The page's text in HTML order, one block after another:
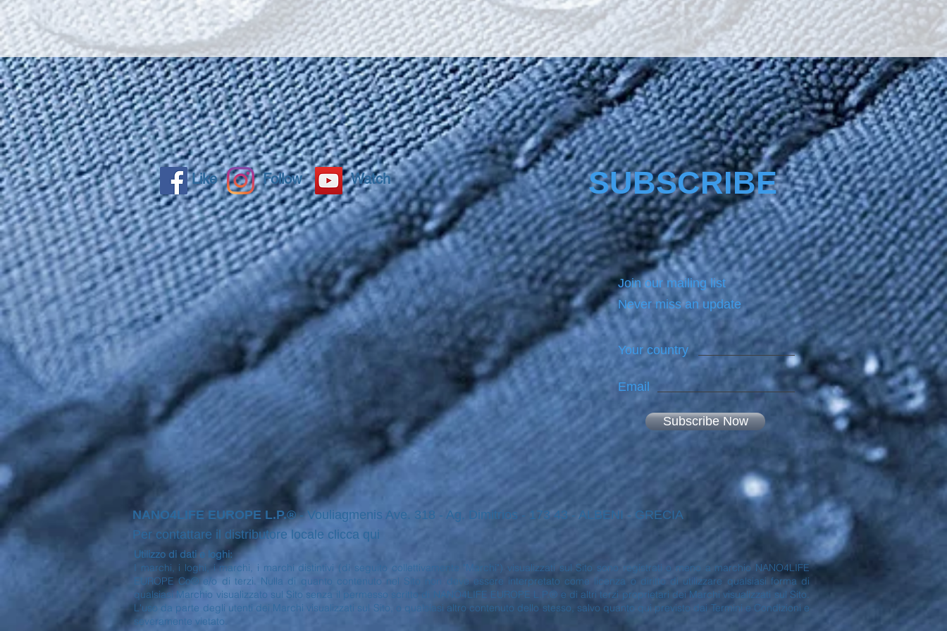
Motorbike® comes with a same
size bottle product of NANO4-
PRECLEAN which we always use
before applying on the surface the
product.For analytic instructions,
please refer to the Product page.
Like Follow Watch SUBSCRIBE
Join our mailing list
Never miss an update
Your country
Email
Subscribe Now
NANO4LIFE EUROPE L.P.®- Vouliagmenis Ave. 318 - Ag. Dimitrios - 173 43 - ALBENI - GRECIA
Per contattare il distributore locale clicca qui
Utilizzo di dati e loghi:
I marchi, i loghi, i marchi, i marchi distintivi (di seguito collettivamente "Marchi") visualizzati sul Sito sono registrati o meno a marchio NANO4LIFE
EUROPE Co® e/o di terzi. Nulla di quanto contenuto nel Sito non deve essere interpretato come licenza o diritto di utilizzare qualsiasi forma di
qualsiasi Marchio visualizzato sul Sito senza il permesso scritto di NANO4LIFE EUROPE L.P.® e di altri terzi proprietari dei Marchi visualizzati sul Sito.
L'uso da parte degli utenti dei Marchi visualizzati sul Sito, o qualsiasi altro contenuto dello stesso, salvo quanto qui previsto dai Termini e Condizioni e
severamente vietato.